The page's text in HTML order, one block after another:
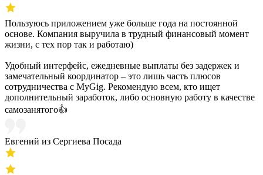
Пользуюсь приложением уже больше года на постоянной
основе. Компания выручила в трудный финансовый момент
жизни, с тех пор так и работаю)
Удобный интерфейс, ежедневные выплаты без задержек и
замечательный координатор – это лишь часть плюсов
сотрудничества с MyGig. Рекомендую всем, кто ищет
дополнительный заработок, либо основную работу в качестве
самозанятого👍
Евгений из Сергиева Посада